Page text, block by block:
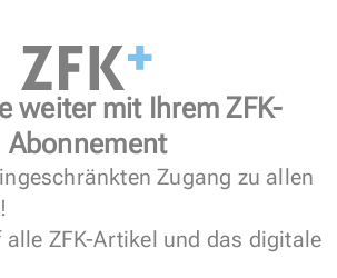
weiter mit Ihrem ZFK-
Abonnement
Zugang zu allen
ZFK-Artikel und das digitale